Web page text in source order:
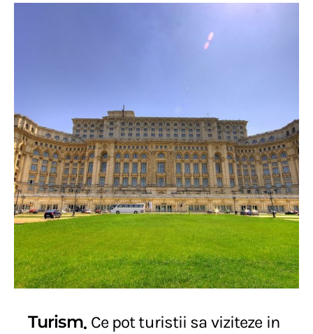
Turism Ce pot turistii sa viziteze in